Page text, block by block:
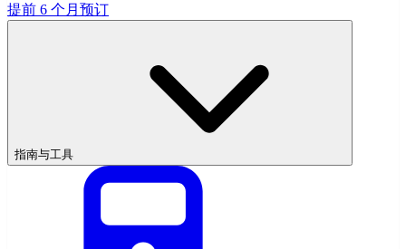
提前 6 个月预订
指南与工具